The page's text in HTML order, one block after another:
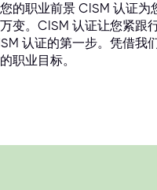
的职业前景 CISM 认证
变。CISM 认证让您紧跟
认证的第一步。凭借我
职业目标。